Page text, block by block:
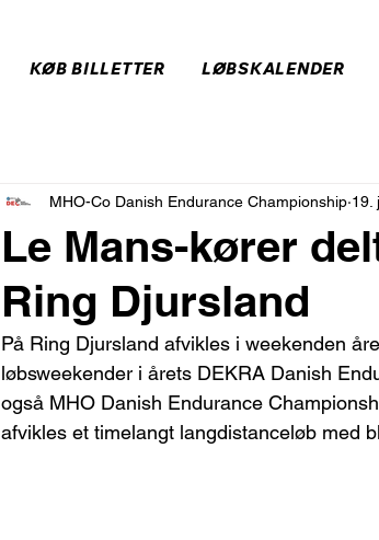
KØB BILLETTER LØBSKALENDER
Le Mans-kører
Ring Djursland
MHO-Co Danish Endurance Championship 19.
På Ring Djursland afvikles i weekenden
løbsweekender i årets DEKRA Danish
også MHO Danish Endurance
afvikles et timelangt langdistanceløb med